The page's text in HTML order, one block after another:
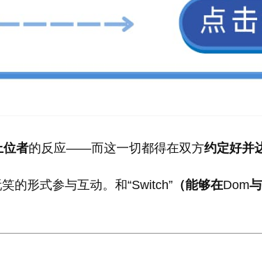
位者的反应——而这一切都得在双方约定好并
的形式参与互动。和“Switch” （能够在Dom与